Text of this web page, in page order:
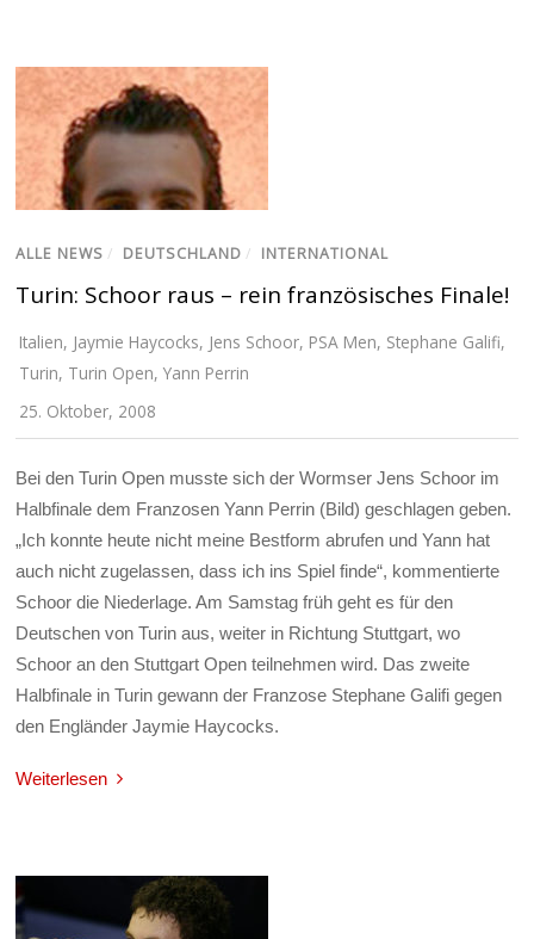
ALLE NEWS / DEUTSCHLAND / INTERNATIONAL
Turin: Schoor raus – rein französisches Finale!
Italien, Jaymie Haycocks, Jens Schoor, PSA Men, Stephane Galifi,
Turin, Turin Open,Yann Perrin
25. Oktober, 2008
Bei den Turin Open musste sich der Wormser Jens Schoor im
Halbfinale dem Franzosen Yann Perrin (Bild) geschlagen geben.
„Ich konnte heute nicht meine Bestform abrufen und Yann hat
auch nicht zugelassen, dass ich ins Spiel finde“, kommentierte
Schoor die Niederlage. Am Samstag früh geht es für den
Deutschen von Turin aus, weiter in Richtung Stuttgart, wo
Schoor an den Stuttgart Open teilnehmen wird. Das zweite
Halbfinale in Turin gewann der Franzose Stephane Galifi gegen
den Engländer Jaymie Haycocks.
Weiterlesen